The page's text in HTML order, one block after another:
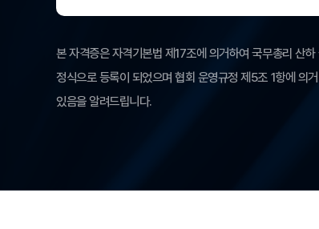
본 자격증은 자격기본법 제17조에 의거하여 국무총리 산
정식으로 등록이 되었으며 협회 운영규정 제5조 1항에 의
있음을 알려드립니다.